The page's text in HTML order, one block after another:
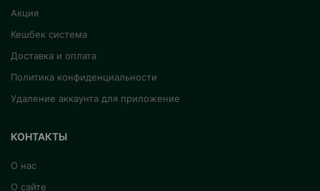
Акция
Кешбек система
Доставка и оплата
Политика конфиденциальности
Удаление аккаунта для приложение
КОНТАКТЫ
О нас
О сайте